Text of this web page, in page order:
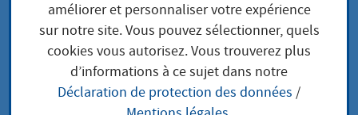
Flughafen Frankfurt:
améliorer et personnaliser votre expérience
sur notre site. Vous pouvez sélectionner, quels
cookies vous autorisez. Vous trouverez plus
d’informations à ce sujet dans notre
Déclaration de protection des données /